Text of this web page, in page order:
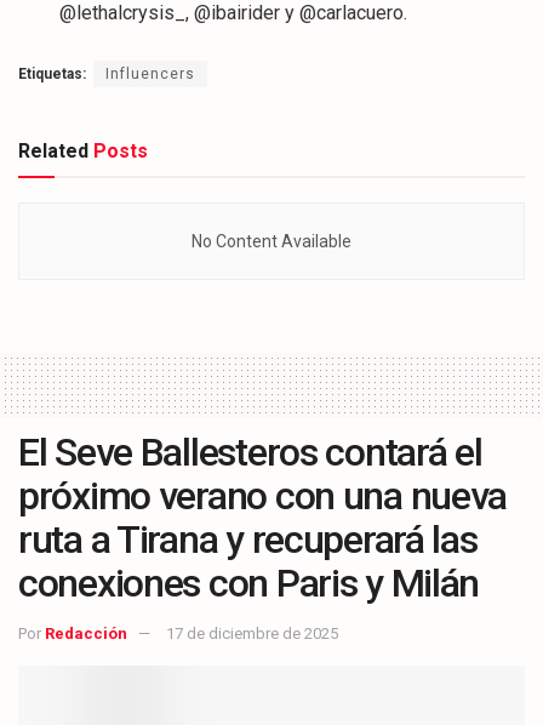
@lethalcrysis_, @ibairider y @carlacuero.
Etiquetas: Influencers
Related Posts
No Content Available
El Seve Ballesteros contará el
próximo verano con una nueva
ruta a Tirana y recuperará las
conexiones con Paris y Milán
Por Redacción 17 de diciembre de 2025